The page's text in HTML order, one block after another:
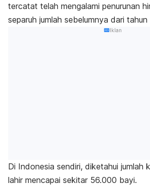
tercatat telah mengalami penurunan
separuh jumlah sebelumnya dari
Iklan
Di Indonesia sendiri, diketahui jumlah
lahir mencapai sekitar 56.000 bayi.